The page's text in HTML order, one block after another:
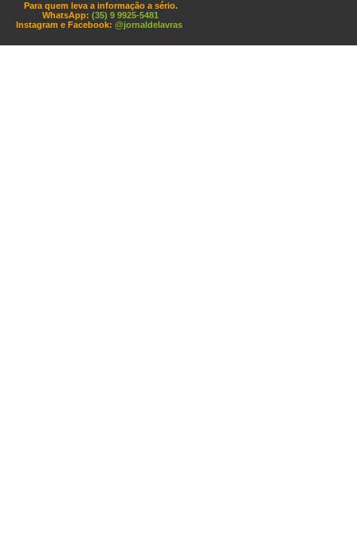
Para quem leva a informação a sério.
WhatsApp: (35) 9 9925-5481
Instagram e Facebook: @jornaldelavras